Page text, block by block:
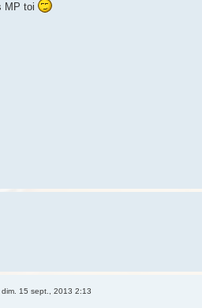
MP toi
dim. 15 sept., 2013 2:13